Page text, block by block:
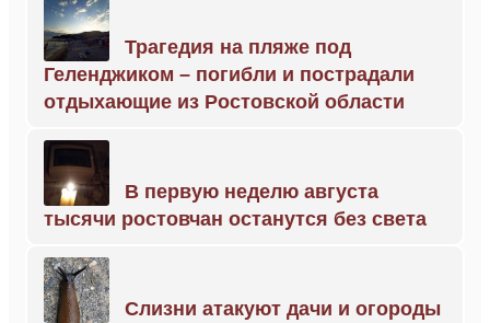
Трагедия на пляже под
Геленджиком – погибли и пострадали
отдыхающие из Ростовской области
В первую неделю августа
тысячи ростовчан останутся без света
Слизни атакуют дачи и огороды